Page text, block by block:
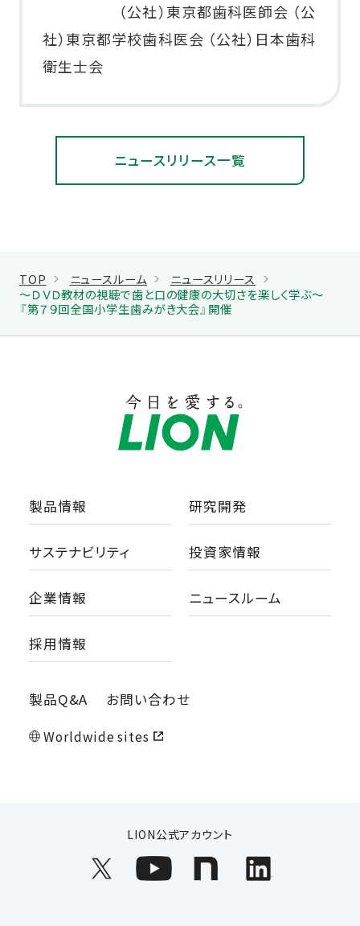
（公社）東京都歯科医師会 （公
社）東京都学校歯科医会 （公社）日本歯科
衛生士会
ニュースリリース一覧
TOP ニュースルーム
ニュースリリース
～ＤＶＤ教材の視聴で歯と口の健康の大切さを楽しく学ぶ～
『第７９回全国小学生歯みがき大会』開催
製品情報 研究開発
サステナビリティ 投資家情報
企業情報 ニュースルーム
採用情報
製品Q&A お問い合わせ
Worldwide sites
LION公式アカウント